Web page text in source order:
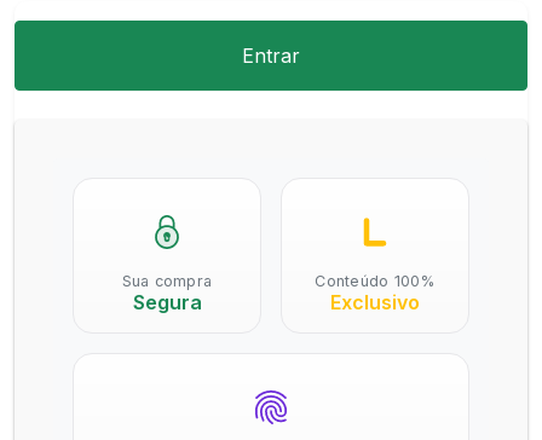
Entrar
Sua compra
Segura
Conteúdo 100%
Exclusivo